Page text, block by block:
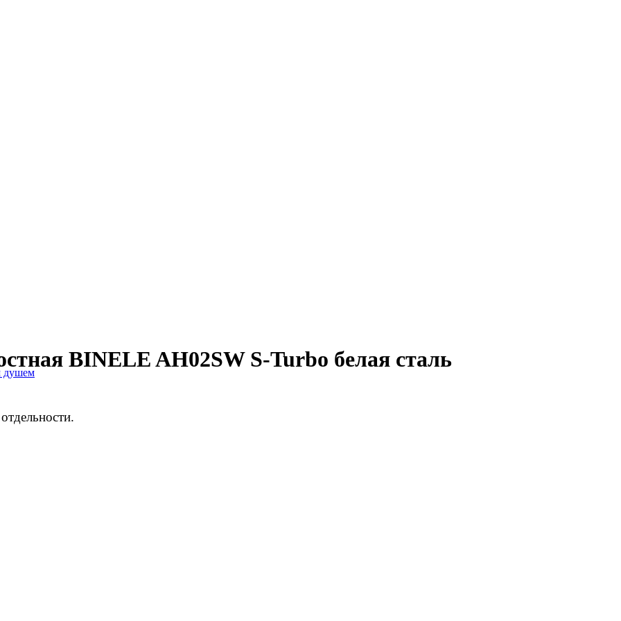
душем
BINELE AH02SW S-Turbo белая сталь